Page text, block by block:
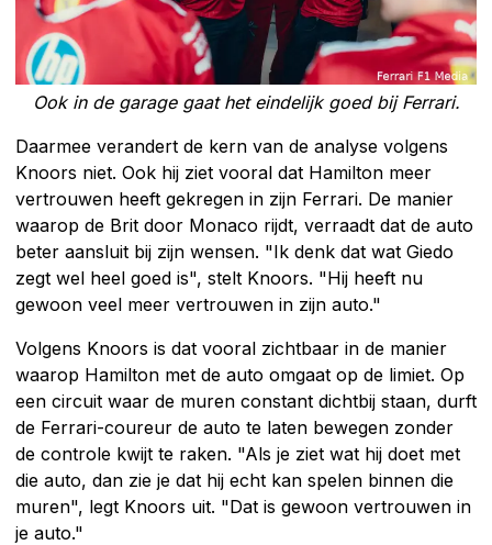
Ook in de garage gaat het eindelijk goed bij Ferrari.
Daarmee verandert de kern van de analyse volgens
Knoors niet. Ook hij ziet vooral dat Hamilton meer
vertrouwen heeft gekregen in zijn Ferrari. De manier
waarop de Brit door Monaco rijdt, verraadt dat de auto
beter aansluit bij zijn wensen. "Ik denk dat wat Giedo
zegt wel heel goed is", stelt Knoors. "Hij heeft nu
gewoon veel meer vertrouwen in zijn auto."
Volgens Knoors is dat vooral zichtbaar in de manier
waarop Hamilton met de auto omgaat op de limiet. Op
een circuit waar de muren constant dichtbij staan, durft
de Ferrari-coureur de auto te laten bewegen zonder
de controle kwijt te raken. "Als je ziet wat hij doet met
die auto, dan zie je dat hij echt kan spelen binnen die
muren", legt Knoors uit. "Dat is gewoon vertrouwen in
je auto."